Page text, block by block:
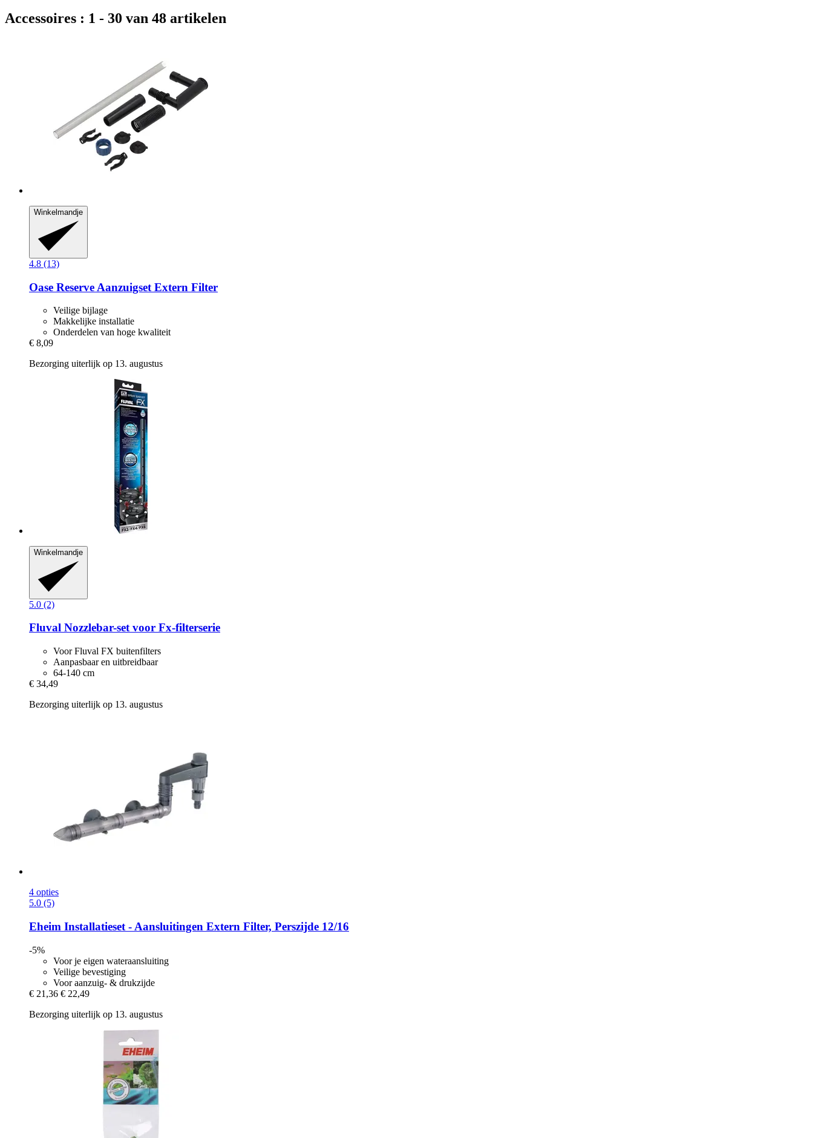
Accessoires : 1 - 30 van 48 artikelen
Winkelmandje
4.8 (13)
Oase Reserve Aanzuigset Extern Filter
Veilige bijlage
Makkelijke installatie
Onderdelen van hoge kwaliteit
€ 8,09
Bezorging uiterlijk op 13. augustus
Winkelmandje
5.0 (2)
Fluval Nozzlebar-​set voor Fx-​filterserie
Voor Fluval FX buitenfilters
Aanpasbaar en uitbreidbaar
64-140 cm
€ 34,49
Bezorging uiterlijk op 13. augustus
4 opties
5.0 (5)
Eheim Installatieset -​ Aansluitingen Extern Filter, Perszijde 12/16
-5%
Voor je eigen wateraansluiting
Veilige bevestiging
Voor aanzuig- & drukzijde
€ 21,36 € 22,49
Bezorging uiterlijk op 13. augustus